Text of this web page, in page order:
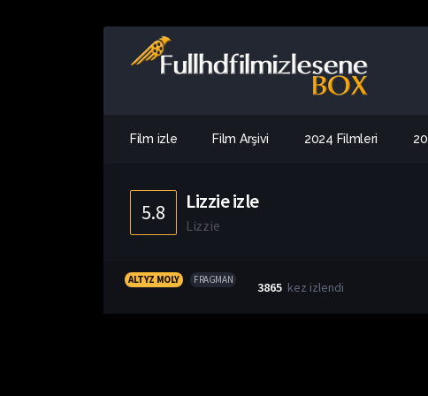
Film izle Film Arşivi 2024 Filmleri
5.8 Lizzie izle
Lizzie
ALTYZ MOLY FRAGMAN 3865 kez izlendi